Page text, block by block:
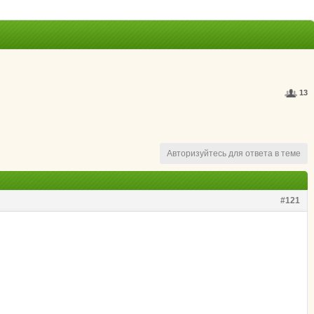
13
Авторизуйтесь для ответа в теме
#121